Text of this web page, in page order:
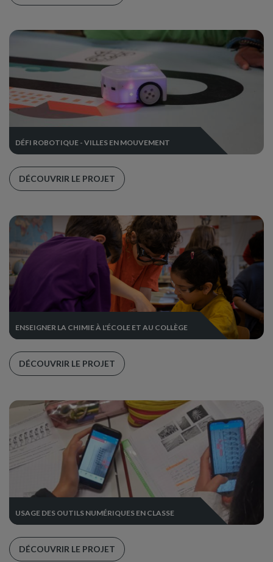
DÉFI ROBOTIQUE - VILLES EN MOUVEMENT
DÉCOUVRIR LE PROJET
ENSEIGNER LA CHIMIE À L'ÉCOLE ET AU COLLÈGE
DÉCOUVRIR LE PROJET
USAGE DES OUTILS NUMÉRIQUES EN CLASSE
DÉCOUVRIR LE PROJET